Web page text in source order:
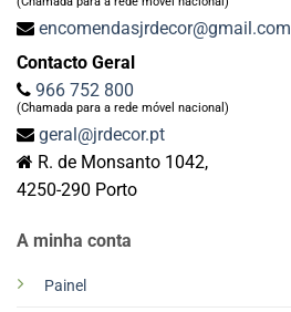
A minha conta
Painel
encomendasjrdecor@gmail.com
Contacto Geral
966 752 800
(Chamada para a rede móvel nacional)
geral@jrdecor.pt
R. de Monsanto 1042,
4250-290 Porto